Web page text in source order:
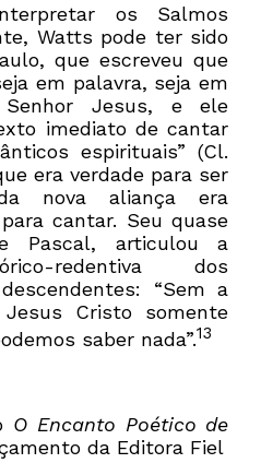
os Salmos
Watts pode ter sido
que escreveu que
em palavra, seja em
Jesus, e ele
imediato de cantar
espirituais” (Cl.
era verdade para ser
nova aliança era
cantar. Seu quase
Pascal, articulou a
redentiva dos
“Sem a
Cristo somente
saber nada”.13
O Encanto Poético de
da Editora Fiel